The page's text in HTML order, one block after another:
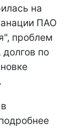
на
ПАО
проблем
по